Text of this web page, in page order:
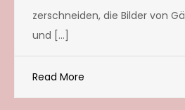
zerschneiden, die Bilder von
und […]
Read More